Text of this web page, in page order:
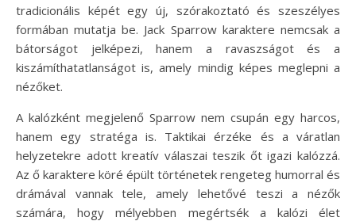
tradicionális képét egy új, szórakoztató és szeszélyes
formában mutatja be. Jack Sparrow karaktere nemcsak a
bátorságot jelképezi, hanem a ravaszságot és a
kiszámíthatatlanságot is, amely mindig képes meglepni a
nézőket.
A kalózként megjelenő Sparrow nem csupán egy harcos,
hanem egy stratéga is. Taktikai érzéke és a váratlan
helyzetekre adott kreatív válaszai teszik őt igazi kalózzá.
Az ő karaktere köré épült történetek rengeteg humorral és
drámával vannak tele, amely lehetővé teszi a nézők
számára, hogy mélyebben megértsék a kalózi élet